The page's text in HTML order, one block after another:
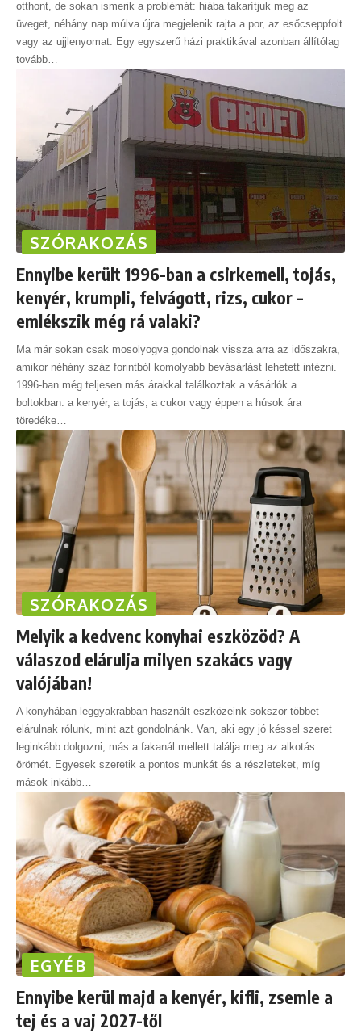
otthont, de sokan ismerik a problémát: hiába takarítjuk meg az
üveget, néhány nap múlva újra megjelenik rajta a por, az esőcseppfolt
vagy az ujjlenyomat. Egy egyszerű házi praktikával azonban állítólag
tovább
SZÓRAKOZÁS
Ennyibe került 1996-ban a csirkemell, tojás,
kenyér, krumpli, felvágott, rizs, cukor –
emlékszik még rá valaki?
Ma már sokan csak mosolyogva gondolnak vissza arra az időszakra,
amikor néhány száz forintból komolyabb bevásárlást lehetett intézni.
1996-ban még teljesen más árakkal találkoztak a vásárlók a
boltokban: a kenyér, a tojás, a cukor vagy éppen a húsok ára
töredéke…
SZÓRAKOZÁS
Melyik a kedvenc konyhai eszközöd? A
válaszod elárulja milyen szakács vagy
valójában!
A konyhában leggyakrabban használt eszközeink sokszor többet
elárulnak rólunk, mint azt gondolnánk. Van, aki egy jó késsel szeret
leginkább dolgozni, más a fakanál mellett találja meg az alkotás
örömét. Egyesek szeretik a pontos munkát és a részleteket, míg
mások inkább
EGYÉB
Ennyibe kerül majd a kenyér, kifli, zsemle a
tej és a vaj 2027-től